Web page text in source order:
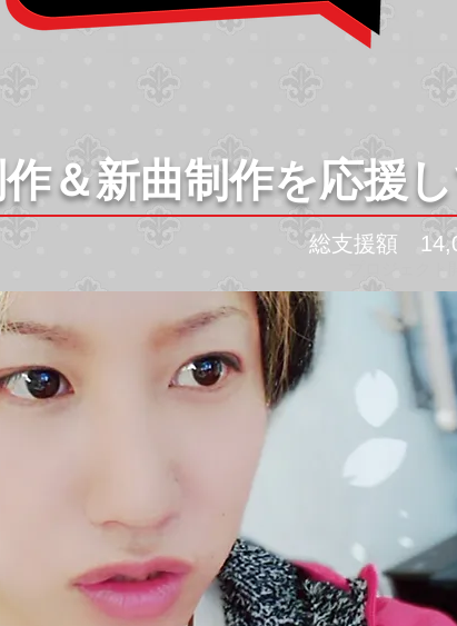
作＆新曲制作を応援
総支援額